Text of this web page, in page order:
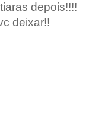
depois!!!!
deixar!!